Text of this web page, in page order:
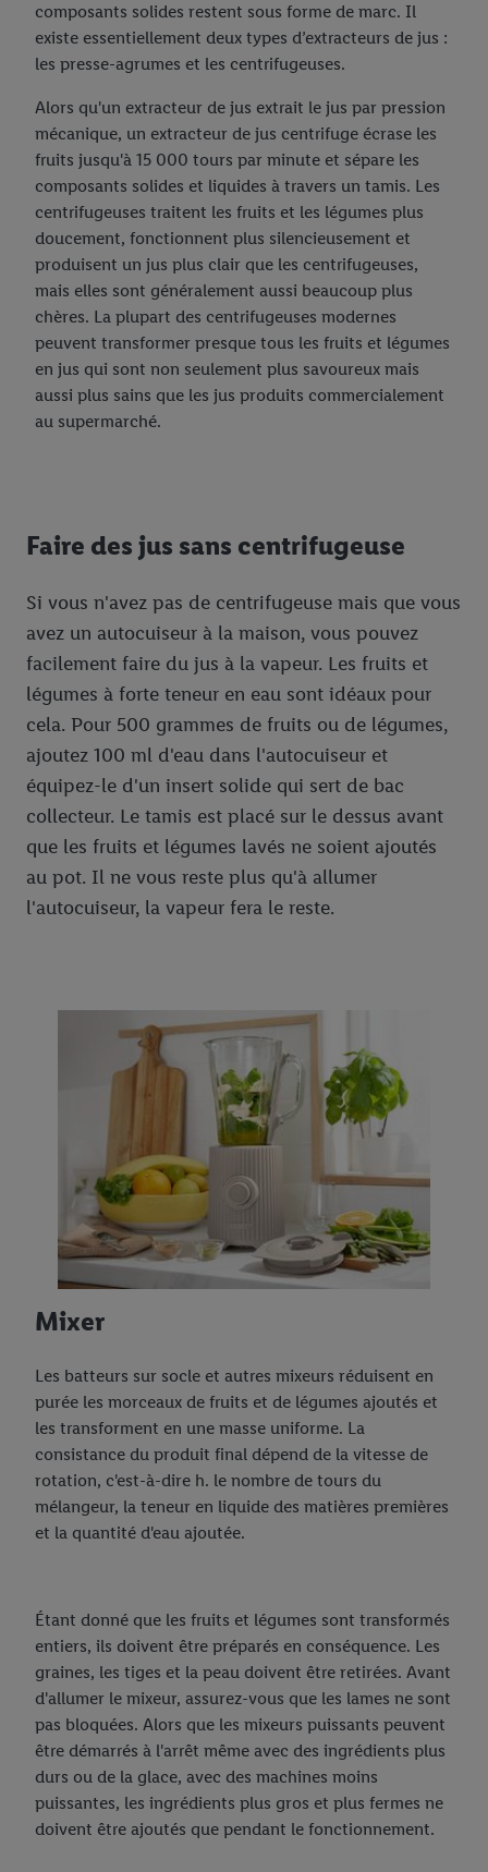
composants solides restent sous forme de marc. Il
existe essentiellement deux types d’extracteurs de jus :
les presse-agrumes et les centrifugeuses.
Alors qu'un extracteur de jus extrait le jus par pression
mécanique, un extracteur de jus centrifuge écrase les
fruits jusqu'à 15 000 tours par minute et sépare les
composants solides et liquides à travers un tamis. Les
centrifugeuses traitent les fruits et les légumes plus
doucement, fonctionnent plus silencieusement et
produisent un jus plus clair que les centrifugeuses,
mais elles sont généralement aussi beaucoup plus
chères. La plupart des centrifugeuses modernes
peuvent transformer presque tous les fruits et légumes
en jus qui sont non seulement plus savoureux mais
aussi plus sains que les jus produits commercialement
au supermarché.
Faire des jus sans centrifugeuse
Si vous n'avez pas de centrifugeuse mais que vous
avez un autocuiseur à la maison, vous pouvez
facilement faire du jus à la vapeur. Les fruits et
légumes à forte teneur en eau sont idéaux pour
cela. Pour 500 grammes de fruits ou de légumes,
ajoutez 100 ml d'eau dans l'autocuiseur et
équipez-le d'un insert solide qui sert de bac
collecteur. Le tamis est placé sur le dessus avant
que les fruits et légumes lavés ne soient ajoutés
au pot. Il ne vous reste plus qu'à allumer
l'autocuiseur, la vapeur fera le reste.
Mixer
Les batteurs sur socle et autres mixeurs réduisent en
purée les morceaux de fruits et de légumes ajoutés et
les transforment en une masse uniforme. La
consistance du produit final dépend de la vitesse de
rotation, c'est-à-dire h. le nombre de tours du
mélangeur, la teneur en liquide des matières premières
et la quantité d'eau ajoutée.
Étant donné que les fruits et légumes sont transformés
entiers, ils doivent être préparés en conséquence. Les
graines, les tiges et la peau doivent être retirées. Avant
d'allumer le mixeur, assurez-vous que les lames ne sont
pas bloquées. Alors que les mixeurs puissants peuvent
être démarrés à l'arrêt même avec des ingrédients plus
durs ou de la glace, avec des machines moins
puissantes, les ingrédients plus gros et plus fermes ne
doivent être ajoutés que pendant le fonctionnement.